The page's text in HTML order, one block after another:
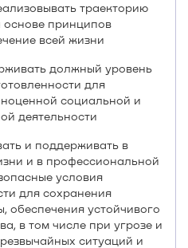
траекторию
основе принципов
всей жизни
должный уровень
для
социальной и
деятельности
и поддерживать в
и в профессиональной
условия
для сохранения
обеспечения устойчивого
в том числе при угрозе и
ситуаций и